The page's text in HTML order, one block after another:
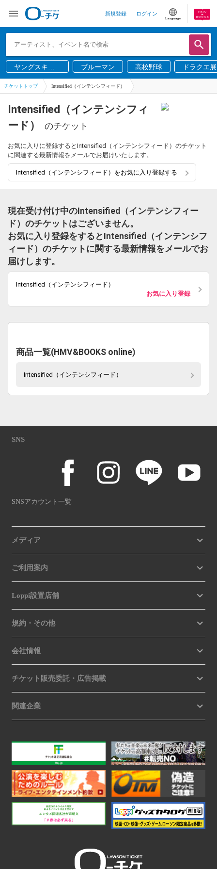
新規登録 ログイン
Language
ヤングスキニ
ー
ブルーマン 高校野球 ドラクエ展
チケットトップ Intensified（インテンシフィード）
Intensified（インテンシフィ
ード）
のチケット
お気に入りに登録するとIntensified（インテンシフィード）のチケット
に関連する最新情報をメールでお届けいたします。
Intensified（インテンシフィード）をお気に入り登録する
現在受け付け中のIntensified（インテンシフィー
ド）のチケットはございません。
お気に入り登録をするとIntensified（インテンシフ
ィード）のチケットに関する最新情報をメールでお
届けします。
Intensified（インテンシフィード）
お気に入り登録
商品一覧(HMV&BOOKS online)
Intensified（インテンシフィード）
SNS
SNSアカウント一覧
メディア
ご利用案内
Loppi設置店舗
規約・その他
会社情報
チケット販売委託・広告掲載
関連企業